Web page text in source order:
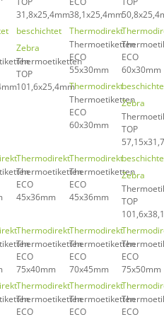
31,8x25,4mm38,1x25,4mm
beschichtet
Zebra
Thermoetiketten
TOP
101,6x25,4mm
Thermodirekt
Thermoetiketten
ECO
55x30mm
ECO
60x30mm
Thermodirekt
Thermoetiketten
ECO
60x30mm
Zebra
TOP
Thermodirekt
Thermoetiketten
ECO
45x36mm
Thermodirekt
Thermoetiketten
ECO
45x36mm
Zebra
TOP
Thermodirekt
Thermoetiketten
ECO
75x40mm
Thermodirekt
Thermoetiketten
ECO
70x45mm
ECO
75x50mm
Thermodirekt
Thermoetiketten
ECO
Thermodirekt
Thermoetiketten
ECO
ECO